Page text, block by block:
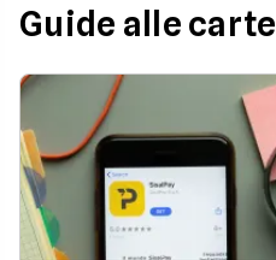
Guide alle carte